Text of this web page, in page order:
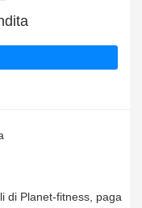
di Planet-fitness, paga